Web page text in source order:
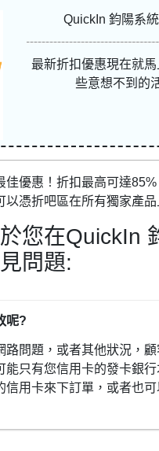
QuickIn 鈞陽系
最新折扣優惠現在就
些意想不到的
優惠！折扣最高可達
憑折吧區在所有獨家產品
您在QuickIn
問題:
呢?
路問題，或者其他狀況，
能只有您信用卡的發卡銀
信用卡來下訂單，或者也